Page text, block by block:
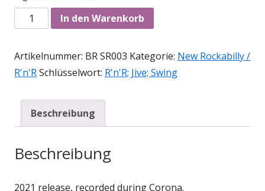
Anzahl In den Warenkorb
Artikelnummer: BR SR003 Kategorie: New Rockabilly /
R'n'RSchlüsselwort: R'n'R; Jive; Swing
Beschreibung
Beschreibung
2021 release, recorded during Corona.